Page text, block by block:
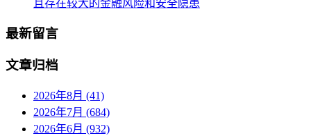
且存在较大的金融风险和安全隐患
最新留言
文章归档
2026年8月 (41)
2026年7月 (684)
2026年6月 (932)